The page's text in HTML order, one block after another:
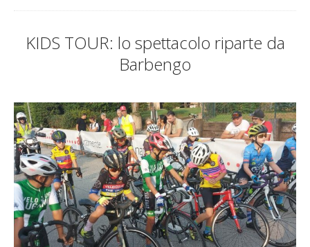
KIDS TOUR: lo spettacolo riparte da
Barbengo